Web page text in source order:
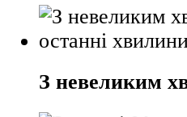
З невеликим